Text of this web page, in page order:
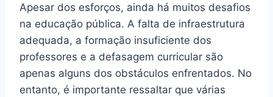
Apesar dos esforços, ainda há muitos desafios
na educação pública. A falta de infraestrutura
adequada, a formação insuficiente dos
professores e a defasagem curricular são
apenas alguns dos obstáculos enfrentados. No
entanto, é importante ressaltar que várias